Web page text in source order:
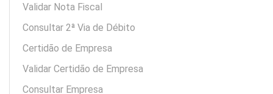
Validar Nota Fiscal
Consultar 2ª Via de Débito
Certidão de Empresa
Validar Certidão de Empresa
Consultar Empresa